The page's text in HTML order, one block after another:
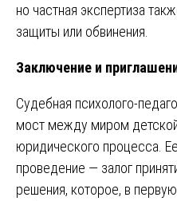
но частная экспертиза
защиты или обвинения.
Заключение и
Судебная психолого-
мост между миром
юридического процесса.
проведение — залог
решения, которое, в